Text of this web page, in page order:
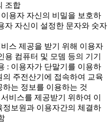
조합
용자 자신의 비밀을 보호하
자 자신이 설정한 문자와 숫자
스 제공을 받기 위해 이용자
용 컴퓨터 및 모뎀 등의 기기
: 이용자가 단말기를 이용하
의 주전산기에 접속하여 교육
하는 정보를 이용하는 것
비스를 제공받기 위하여 이
정보원과 이용자간의 체결하